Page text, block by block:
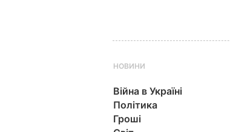
НОВИНИ
Війна в Україні
Політика
Гроші